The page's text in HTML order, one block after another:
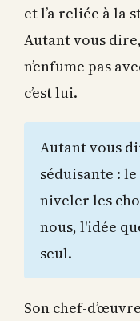
et l’a reliée à la
Autant vous
n’enfume pas
c’est lui.
Autant vous
séduisante :
niveler les
nous, l'idée
seul.
Son chef-